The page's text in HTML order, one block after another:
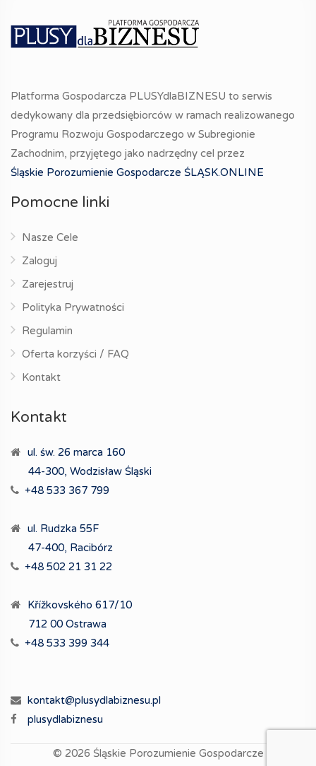
Platforma Gospodarcza PLUSYdlaBIZNESU to serwis
dedykowany dla przedsiębiorców w ramach realizowanego
Programu Rozwoju Gospodarczego w Subregionie
Zachodnim, przyjętego jako nadrzędny cel przez
Śląskie Porozumienie Gospodarcze ŚLĄSK.ONLINE
Pomocne linki
Nasze Cele
Zaloguj
Zarejestruj
Polityka Prywatności
Regulamin
Oferta korzyści / FAQ
Kontakt
Kontakt
ul. św. 26 marca 160
44-300, Wodzisław Śląski
+48 533 367 799
ul. Rudzka 55F
47-400, Racibórz
+48 502 21 31 22
Křížkovského 617/10
712 00 Ostrawa
+48 533 399 344
kontakt@plusydlabiznesu.pl
plusydlabiznesu
© 2026 Śląskie Porozumienie Gospodarcze